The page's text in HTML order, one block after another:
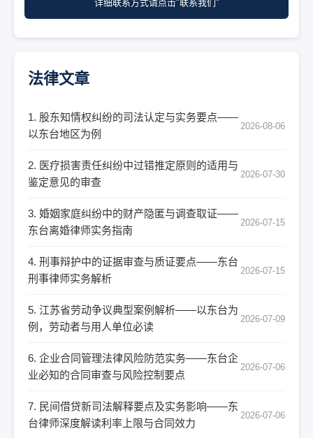
详细联系方式请点击"联系我们"
法律文章
1. 股东知情权纠纷的司法认定与实务要点——
以东台地区为例
2026-08-06
2. 医疗损害责任纠纷中过错推定原则的适用与
鉴定意见的审查
2026-07-30
3. 婚姻家庭纠纷中的财产隐匿与调查取证——
东台离婚律师实务指南
2026-07-15
4. 刑事辩护中的证据审查与质证要点——东台
刑事律师实务解析
2026-07-15
5. 江苏省劳动争议典型案例解析——以东台为
例，劳动者与用人单位必读
2026-07-09
6. 企业合同管理法律风险防范实务——东台企
业必知的合同审查与风险控制要点
2026-07-06
7. 民间借贷新司法解释要点及实务影响——东
台律师深度解读利率上限与合同效力
2026-07-06